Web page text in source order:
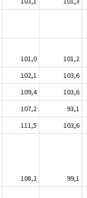
101,0 101,2
102,1 103,6
109,4 103,6
107,2 93,1
111,5 103,6
108,2 99,1